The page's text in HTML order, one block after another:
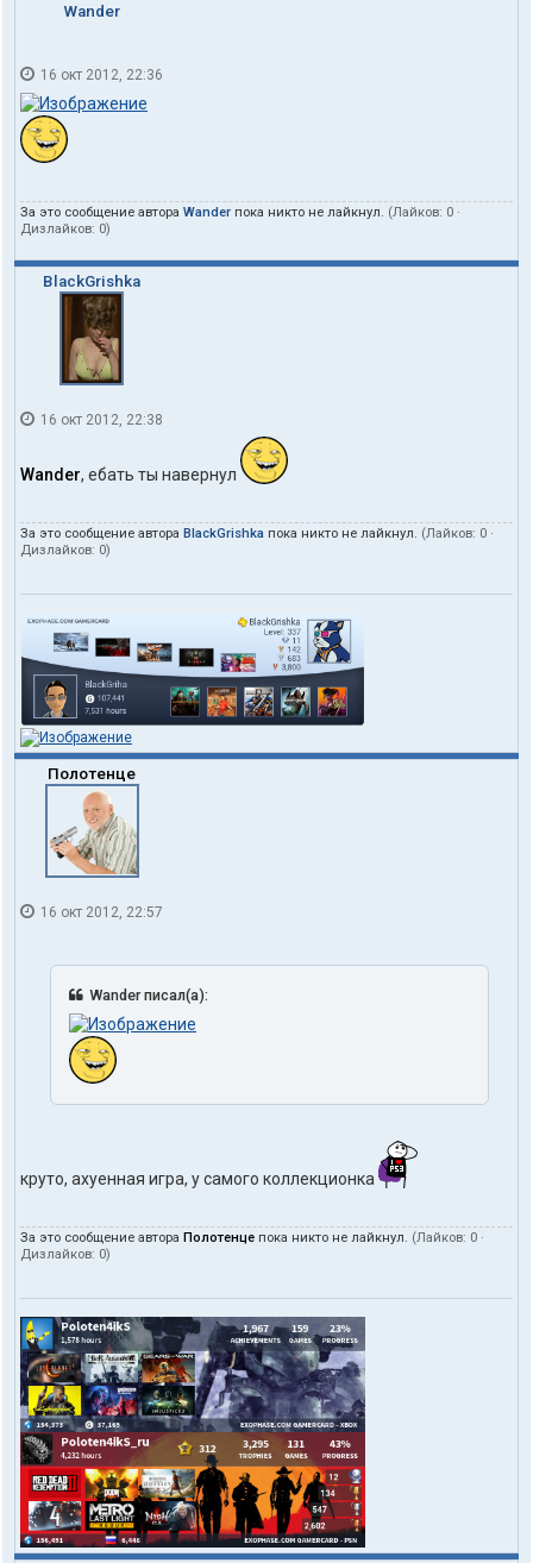
Wander
16 окт 2012, 22:36
За это сообщение автора Wander пока никто не лайкнул. (Лайков: 0 ·
Дизлайков: 0)
BlackGrishka
16 окт 2012, 22:38
Wander, ебать ты навернул
За это сообщение автора BlackGrishka пока никто не лайкнул. (Лайков: 0 ·
Дизлайков: 0)
Полотенце
16 окт 2012, 22:57
Wander писал(а):
круто, ахуенная игра, у самого коллекционка
За это сообщение автора Полотенце пока никто не лайкнул. (Лайков: 0 ·
Дизлайков: 0)